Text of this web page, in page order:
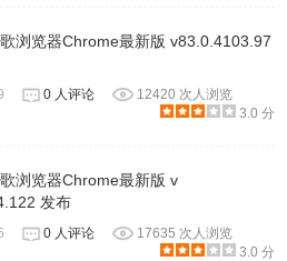
浏览器Chrome最新版 v83.0.4103.97
0 人评论
12420 次人浏览
3.0 分
浏览器Chrome最新版 v
发布
0 人评论
17635 次人浏览
3.0 分